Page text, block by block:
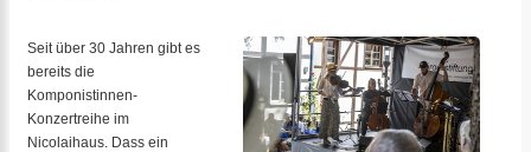
Seit über 30 Jahren gibt es
bereits die
Komponistinnen-
Konzertreihe im
Nicolaihaus. Dass ein